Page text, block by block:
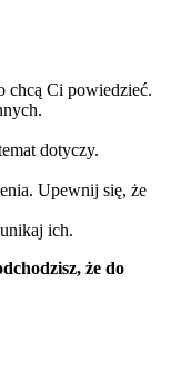
chcą Ci powiedzieć.
dotyczy.
Upewnij się, że
ich.
że do